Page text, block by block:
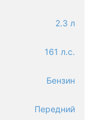
2.3 л
161 л.с.
Бензин
Передний